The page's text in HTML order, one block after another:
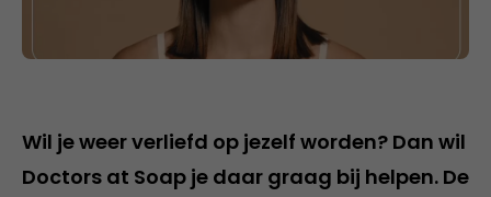
Wil je weer verliefd op jezelf worden? Dan wil
Doctors at Soap je daar graag bij helpen. De